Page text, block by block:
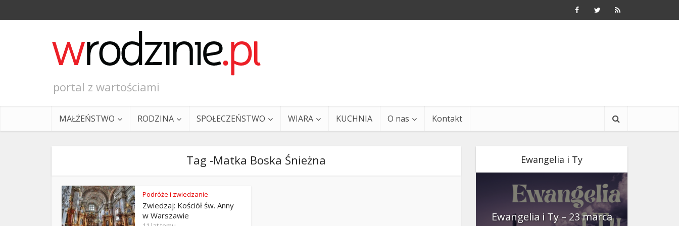
portal z wartościami
MAŁŻEŃSTWO RODZINA SPOŁECZEŃSTWO WIARA KUCHNIA O nas Kontakt
Tag -Matka Boska Śnieżna
Podróże i zwiedzanie
Zwiedzaj: Kościół św. Anny
w Warszawie
Ewangelia i Ty
Ewangelia i Ty – 29 grudnia Ewangelia i Ty – 23 marca